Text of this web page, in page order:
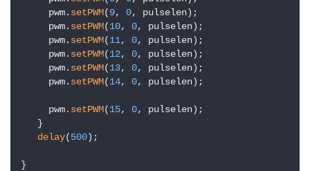
     pwm.
setPWM(9, 0, pulselen);
     pwm.
setPWM(10, 0, pulselen);
     pwm.
setPWM(11, 0, pulselen);
     pwm.
setPWM(12, 0, pulselen);
     pwm.
setPWM(13, 0, pulselen);
     pwm.
setPWM(14, 0, pulselen);
     pwm.
setPWM(15, 0, pulselen);
   }
delay(500);